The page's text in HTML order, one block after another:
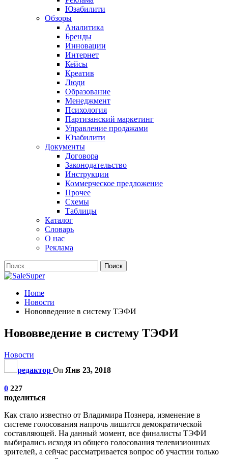
Юзабилити
Обзоры
Аналитика
Бренды
Инновации
Интернет
Кейсы
Креатив
Люди
Образование
Менеджмент
Психология
Партизанский маркетинг
Управление продажами
Юзабилити
Документы
Договора
Законодательство
Инструкции
Коммерческое предложение
Прочее
Схемы
Таблицы
Каталог
Словарь
О нас
Реклама
Home
Новости
Нововведение в систему ТЭФИ
Нововведение в систему ТЭФИ
Новости
редактор On Янв 23, 2018
0 227
поделиться
Как стало известно от Владимира Познера, изменение в
системе голосования напрочь лишится демократической
составляющей. На данный момент, все финалисты ТЭФИ
выбирались исходя из общего голосования телевизионных
зрителей, а сейчас рассматривается вопрос об участии только